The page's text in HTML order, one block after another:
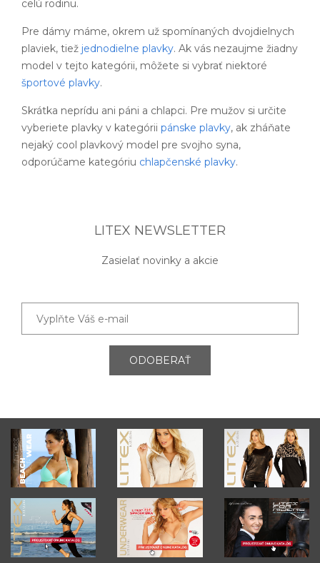
celú rodinu.
Pre dámy máme, okrem už spomínaných dvojdielnych
plaviek, tiež jednodielne plavky. Ak vás nezaujme žiadny
model v tejto kategórii, môžete si vybrať niektoré
športové plavky.
Skrátka neprídu ani páni a chlapci. Pre mužov si určite
vyberiete plavky v kategórii pánske plavky, ak zháňate
nejaký cool plavkový model pre svojho syna,
odporúčame kategóriu chlapčenské plavky.
LITEX NEWSLETTER
Zasielať novinky a akcie
ODOBERAŤ